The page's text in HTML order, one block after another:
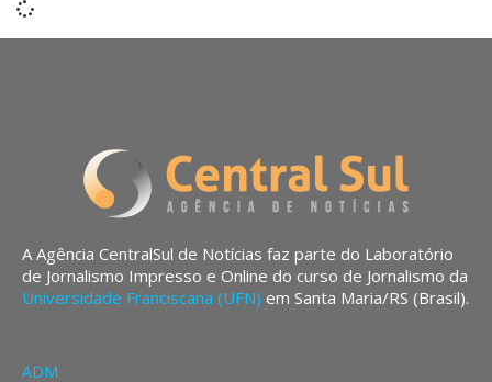
A Agência CentralSul de Notícias faz parte do Laboratório
de Jornalismo Impresso e Online do curso de Jornalismo da
Universidade Franciscana (UFN) em Santa Maria/RS (Brasil).
ADM